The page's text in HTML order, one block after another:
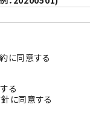
に同意する
る
に同意する